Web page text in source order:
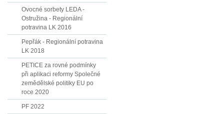
Ovocné sorbety LEDA -
Ostružina - Regionální
potravina LK 2016
Pepřák - Regionální potravina
LK 2018
PETICE za rovné podmínky
při aplikaci reformy Společné
zemědělské politiky EU po
roce 2020
PF 2022